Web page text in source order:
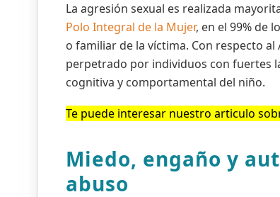
La agresión sexual es realizada
Polo Integral de la Mujer, en el 99% de
o familiar de la víctima. Con respecto
perpetrado por individuos con fuertes
cognitiva y comportamental del niño.
Te puede interesar nuestro articulo
Miedo, engaño y
abuso